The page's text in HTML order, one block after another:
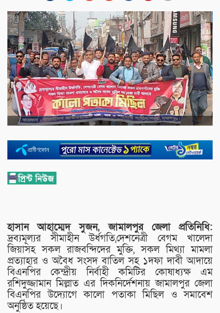
হাসান আহাম্মেদ সুজন, জামালপুর জেলা প্রতিনিধি:
দ্রব্যমূল্যর সীমাহীন উর্ধগতি,দেশনেত্রী বেগম খালেদা
জিয়াসহ সকল রাজবন্দিদের মুক্তি, সকল মিথ্যা মামলা
প্রত্যাহার ও অবৈধ সংসদ বাতিল সহ ১দফা দাবী আদায়ে
বিএনপির কেন্দ্রীয় নির্বাহী কমিটির কোষাধ্যক্ষ এম
রশিদুজ্জামান মিল্লাত এর দিকনির্দেশনায় জামালপুর জেলা
বিএনপির উদ্যোগে কালো পতাকা মিছিল ও সমাবেশ
অনুষ্ঠিত হয়েছে।